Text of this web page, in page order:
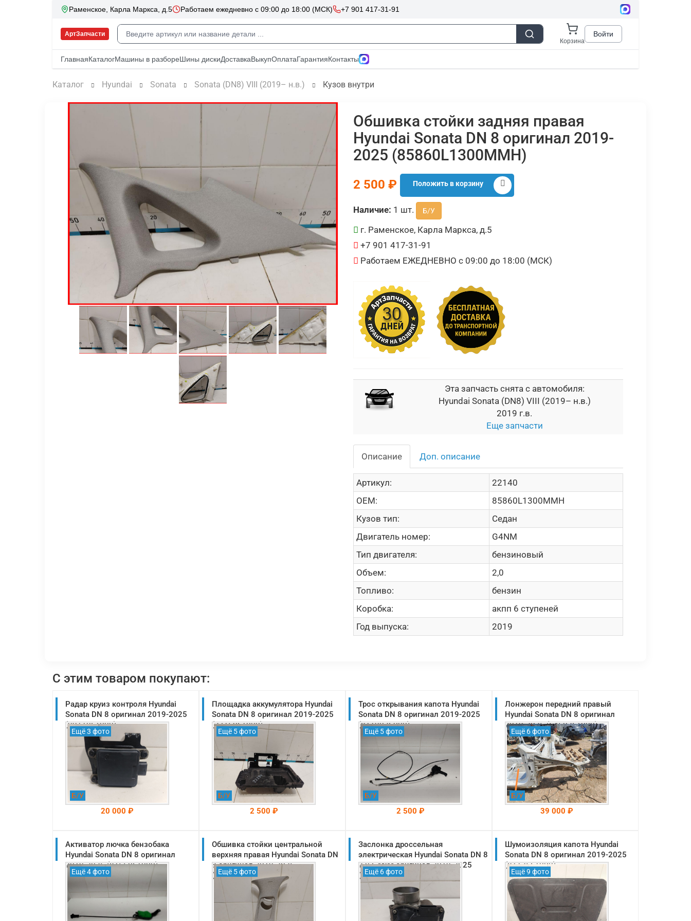
Каталог Hyundai Sonata Sonata (DN8) VIII (2019– н.в.) Кузов внутри
Обшивка стойки задняя правая
Hyundai Sonata DN 8 оригинал 2019-
2025 (85860L1300MMH)
2 500 ₽ Положить в корзину
Наличие: 1 шт. Б/У
г. Раменское, Карла Маркса, д.5
+7 901 417-31-91
Работаем ЕЖЕДНЕВНО с 09:00 до 18:00 (МСК)
Эта запчасть снята с автомобиля:
Hyundai Sonata (DN8) VIII (2019– н.в.)
2019 г.в.
Еще запчасти
Описание Доп. описание
Артикул:
22140
OEM:
85860L1300MMH
Кузов тип:
Седан
Двигатель номер:
G4NM
Тип двигателя:
бензиновый
Объем:
2,0
Топливо:
бензин
Коробка:
акпп 6 ступеней
Год выпуска:
2019
С этим товаром покупают:
Радар круиз контроля Hyundai
Sonata DN 8 оригинал 2019-2025
(99110L1000)
Ещё 3 фото
Б/У
20 000 ₽
На складе: Раменское
-->
Площадка аккумулятора Hyundai
Sonata DN 8 оригинал 2019-2025
(37150L1000)
Ещё 5 фото
Б/У
2 500 ₽
На складе: Раменское
-->
Трос открывания капота Hyundai
Sonata DN 8 оригинал 2019-2025
(811903S000)
Ещё 5 фото
Б/У
2 500 ₽
На складе: Раменское
-->
Лонжерон передний правый
Hyundai Sonata DN 8 оригинал
2019-2025 (64502L1000)
Ещё 6 фото
Б/У
39 000 ₽
На складе: Раменское
-->
Активатор лючка бензобака
Hyundai Sonata DN 8 оригинал
2019-2025 (81550L1000)
Ещё 4 фото
Обшивка стойки центральной
верхняя правая Hyundai Sonata DN
8 оригинал 2019-2025
(85840L1400MMH)
Ещё 5 фото
Заслонка дроссельная
электрическая Hyundai Sonata DN 8
2.0 G4NM оригинал 2019-2025
(351002J101)
Ещё 6 фото
Шумоизоляция капота Hyundai
Sonata DN 8 оригинал 2019-2025
(81125L1000)
Ещё 9 фото